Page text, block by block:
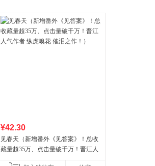
¥42.30
见春天（新增番外《见答案》！总收
藏量超35万、点击量破千万！晋江人